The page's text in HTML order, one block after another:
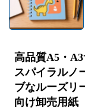
高品質A5・
スパイラルノ
ブなルーズリ
向け卸売用紙